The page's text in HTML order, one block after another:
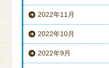
2022年11月
2022年10月
2022年9月